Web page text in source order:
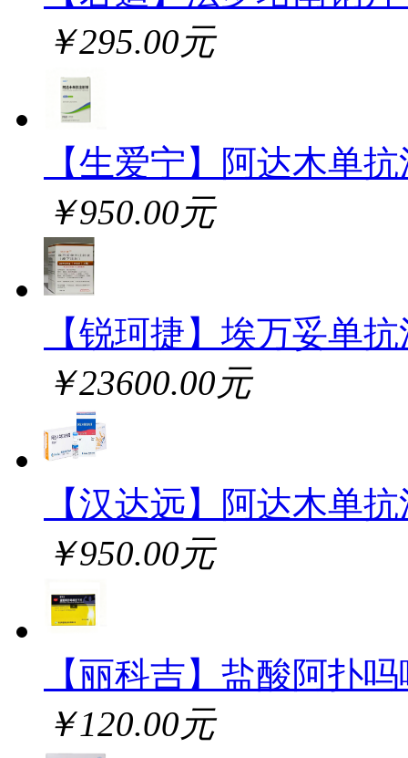
￥295.00元
【生爱宁】阿达木单
￥950.00元
【锐珂捷】埃万妥单
￥23600.00元
【汉达远】阿达木单
￥950.00元
【丽科吉】盐酸阿扑
￥120.00元